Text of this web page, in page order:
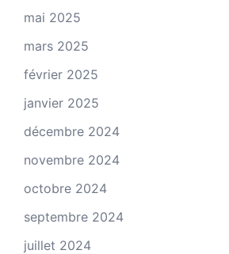
mai 2025
mars 2025
février 2025
janvier 2025
décembre 2024
novembre 2024
octobre 2024
septembre 2024
juillet 2024